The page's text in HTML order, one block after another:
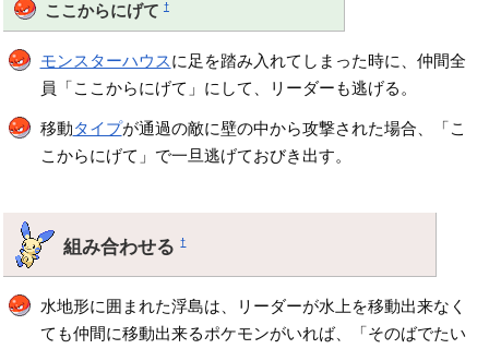
ここからにげて †
モンスターハウスに足を踏み入れてしまった時に、仲間全
員「ここからにげて」にして、リーダーも逃げる。
移動タイプが通過の敵に壁の中から攻撃された場合、「こ
こからにげて」で一旦逃げておびき出す。
組み合わせる†
水地形に囲まれた浮島は、リーダーが水上を移動出来なく
ても仲間に移動出来るポケモンがいれば、「そのばでたい